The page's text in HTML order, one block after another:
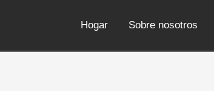
Hogar Sobre nosotros